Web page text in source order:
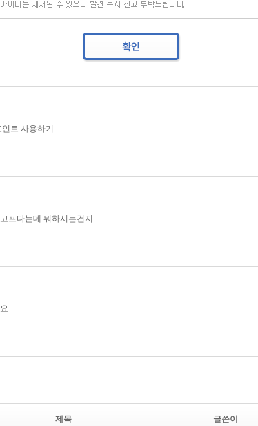
제목 글쓴이